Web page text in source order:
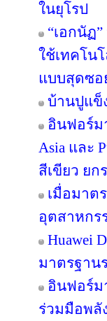
ในยุโรป
“เอกนัฏ
ใช้เทคโน
แบบสุดซอ
บ้านปูแข็
อินฟอร์ม
Asia และ
สีเขียว ย
เมื่อมาต
อุตสาหกร
Huawei
มาตรฐาน
อินฟอร์ม
ร่วมมือพลั